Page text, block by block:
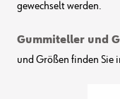
gewechselt werden.
Gummiteller und
und Größen finden Sie